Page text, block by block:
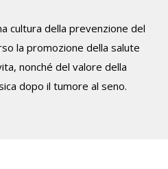
cultura della prevenzione del
la promozione della salute
nonché del valore della
dopo il tumore al seno.